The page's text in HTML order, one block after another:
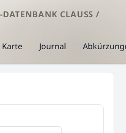
DATENBANK CLAUSS /
Karte Journal